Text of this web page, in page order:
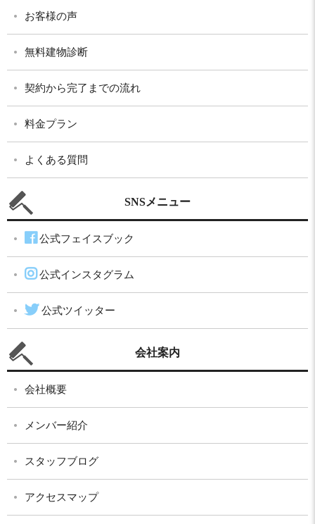
お客様の声
無料建物診断
契約から完了までの流れ
料金プラン
よくある質問
SNSメニュー
公式フェイスブック
公式インスタグラム
公式ツイッター
会社案内
会社概要
メンバー紹介
スタッフブログ
アクセスマップ